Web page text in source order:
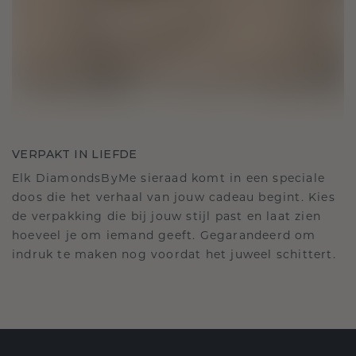
VERPAKT IN LIEFDE
Elk DiamondsByMe sieraad komt in een speciale
doos die het verhaal van jouw cadeau begint. Kies
de verpakking die bij jouw stijl past en laat zien
hoeveel je om iemand geeft. Gegarandeerd om
indruk te maken nog voordat het juweel schittert.